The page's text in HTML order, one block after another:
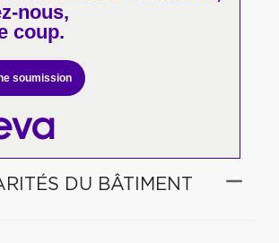
nous,
coup.
soumission
DU BÂTIMENT